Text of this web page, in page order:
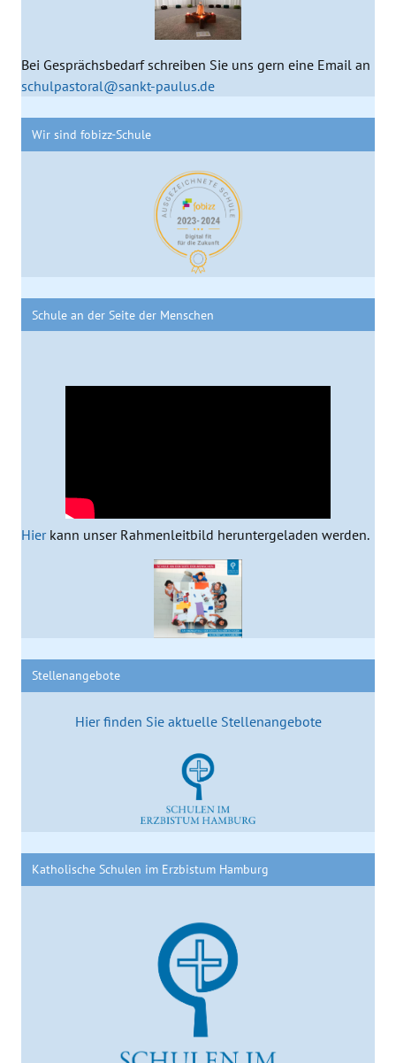
Bei Gesprächsbedarf schreiben Sie uns gern eine Email an
schulpastoral@sankt-paulus.de
Wir sind fobizz-Schule
Schule an der Seite der Menschen
Hierkann unser Rahmenleitbild heruntergeladen werden.
Stellenangebote
Hier finden Sie aktuelle Stellenangebote
Katholische Schulen im Erzbistum Hamburg